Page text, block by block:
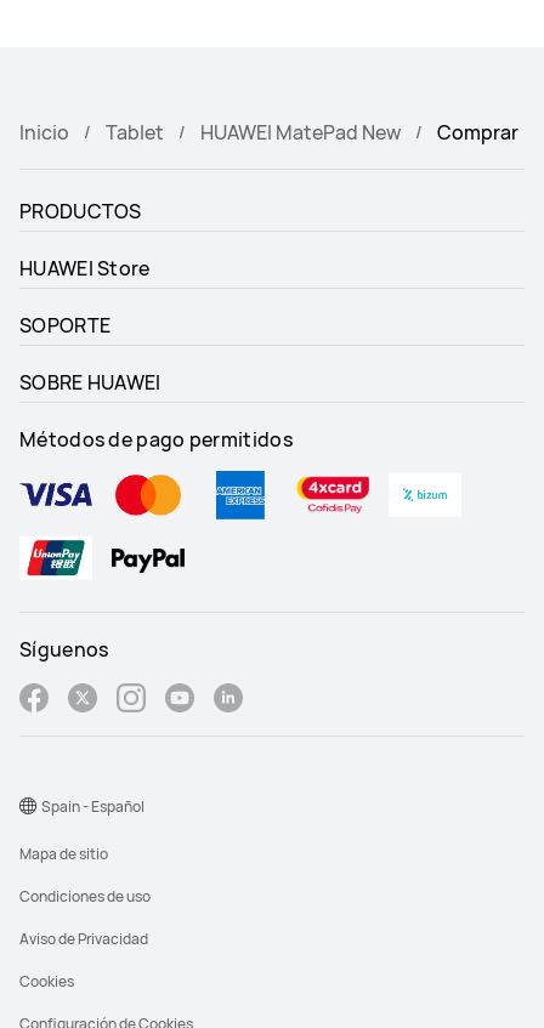
Inicio Tablet HUAWEI MatePad New Comprar
PRODUCTOS
HUAWEI Store
SOPORTE
SOBRE HUAWEI
Métodos de pago permitidos
Síguenos
Mapa de sitio
Condiciones de uso
Aviso de Privacidad
Cookies
Configuración de Cookies
Spain - Español